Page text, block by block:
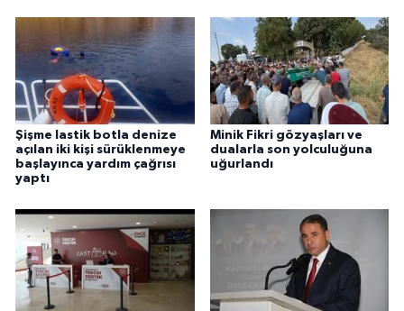
Şişme lastik botla denize
açılan iki kişi sürüklenmeye
başlayınca yardım çağrısı
yaptı
Minik Fikri gözyaşları ve
dualarla son yolculuğuna
uğurlandı
TEKNOLOJİ
Turizm
ÜLKE GÜNDEMİ
YAŞAM
YEREL
Yerel Haberler